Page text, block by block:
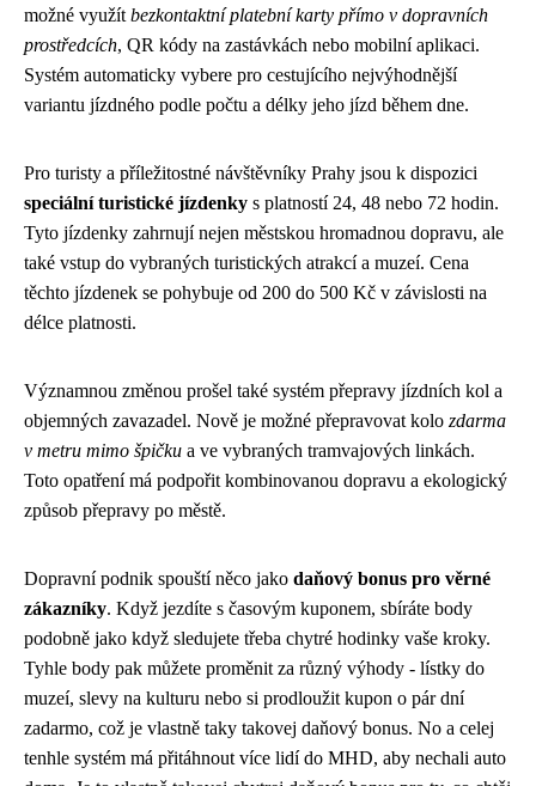
možné využít bezkontaktní platební karty přímo v dopravních
prostředcích, QR kódy na zastávkách nebo mobilní aplikaci.
Systém automaticky vybere pro cestujícího nejvýhodnější
variantu jízdného podle počtu a délky jeho jízd během dne.
Pro turisty a příležitostné návštěvníky Prahy jsou k dispozici
speciální turistické jízdenky s platností 24, 48 nebo 72 hodin.
Tyto jízdenky zahrnují nejen městskou hromadnou dopravu, ale
také vstup do vybraných turistických atrakcí a muzeí. Cena
těchto jízdenek se pohybuje od 200 do 500 Kč v závislosti na
délce platnosti.
Významnou změnou prošel také systém přepravy jízdních kol a
objemných zavazadel. Nově je možné přepravovat kolo zdarma
v metru mimo špičku a ve vybraných tramvajových linkách.
Toto opatření má podpořit kombinovanou dopravu a ekologický
způsob přepravy po městě.
Dopravní podnik spouští něco jako daňový bonus pro věrné
zákazníky. Když jezdíte s časovým kuponem, sbíráte body
podobně jako když sledujete třeba chytré hodinky vaše kroky.
Tyhle body pak můžete proměnit za různý výhody - lístky do
muzeí, slevy na kulturu nebo si prodloužit kupon o pár dní
zadarmo, což je vlastně taky takovej daňový bonus. No a celej
tenhle systém má přitáhnout více lidí do MHD, aby nechali auto